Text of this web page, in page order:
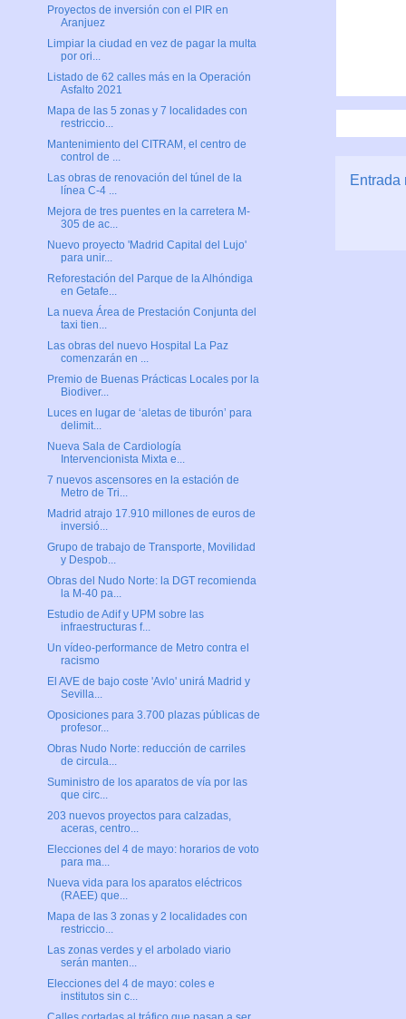
Entrada
Proyectos de inversión con el PIR en
Aranjuez
Limpiar la ciudad en vez de pagar la multa
por ori...
Listado de 62 calles más en la Operación
Asfalto 2021
Mapa de las 5 zonas y 7 localidades con
restriccio...
Mantenimiento del CITRAM, el centro de
control de ...
Las obras de renovación del túnel de la
línea C-4 ...
Mejora de tres puentes en la carretera M-
305 de ac...
Nuevo proyecto 'Madrid Capital del Lujo'
para unir...
Reforestación del Parque de la Alhóndiga
en Getafe...
La nueva Área de Prestación Conjunta del
taxi tien...
Las obras del nuevo Hospital La Paz
comenzarán en ...
Premio de Buenas Prácticas Locales por la
Biodiver...
Luces en lugar de ‘aletas de tiburón’ para
delimit...
Nueva Sala de Cardiología
Intervencionista Mixta e...
7 nuevos ascensores en la estación de
Metro de Tri...
Madrid atrajo 17.910 millones de euros de
inversió...
Grupo de trabajo de Transporte, Movilidad
y Despob...
Obras del Nudo Norte: la DGT recomienda
la M-40 pa...
Estudio de Adif y UPM sobre las
infraestructuras f...
Un vídeo-performance de Metro contra el
racismo
El AVE de bajo coste 'Avlo' unirá Madrid y
Sevilla...
Oposiciones para 3.700 plazas públicas de
profesor...
Obras Nudo Norte: reducción de carriles
de circula...
Suministro de los aparatos de vía por las
que circ...
203 nuevos proyectos para calzadas,
aceras, centro...
Elecciones del 4 de mayo: horarios de voto
para ma...
Nueva vida para los aparatos eléctricos
(RAEE) que...
Mapa de las 3 zonas y 2 localidades con
restriccio...
Las zonas verdes y el arbolado viario
serán manten...
Elecciones del 4 de mayo: coles e
institutos sin c...